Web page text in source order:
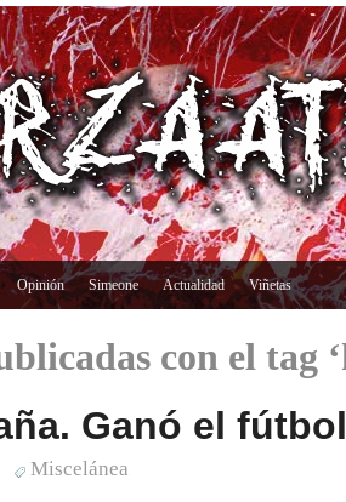
Opinión Simeone Actualidad Viñetas
con el tag
Ganó el fútbol
Miscelánea